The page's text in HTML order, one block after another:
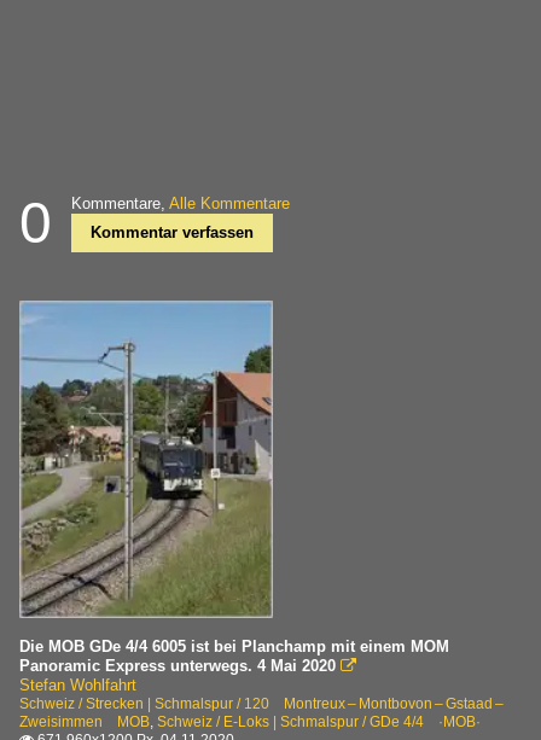
0 Kommentare, Alle Kommentare
Kommentar verfassen
Die MOB GDe 4/4 6005 ist bei Planchamp mit einem MOM
Panoramic Express unterwegs. 4 Mai 2020 
Stefan Wohlfahrt
Schweiz / Strecken | Schmalspur / 120 Montreux – Montbovon – Gstaad –
Zweisimmen MOB Schweiz / E-Loks | Schmalspur / GDe 4/4 ·MOB·